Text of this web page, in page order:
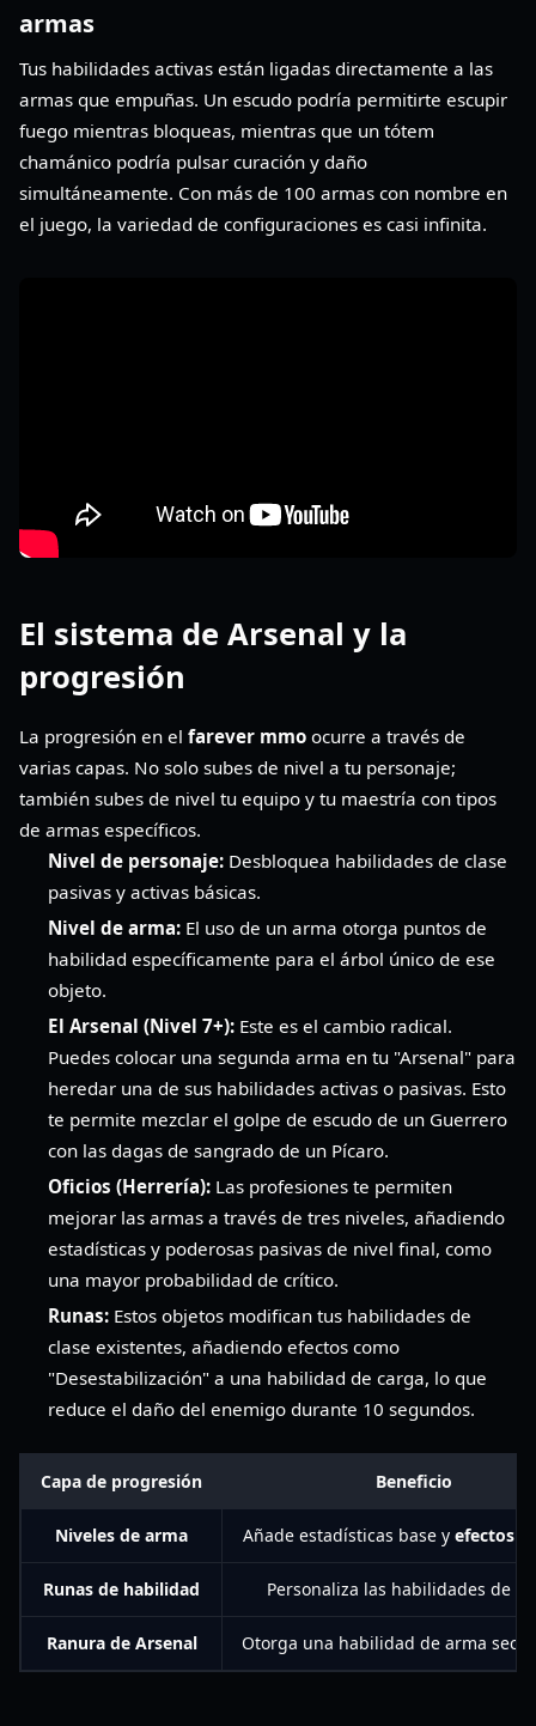
armas
Tus habilidades activas están ligadas directamente a las
armas que empuñas. Un escudo podría permitirte escupir
fuego mientras bloqueas, mientras que un tótem
chamánico podría pulsar curación y daño
simultáneamente. Con más de 100 armas con nombre en
el juego, la variedad de configuraciones es casi infinita.
El sistema de Arsenal y la
progresión
La progresión en el farever mmo ocurre a través de
varias capas. No solo subes de nivel a tu personaje;
también subes de nivel tu equipo y tu maestría con tipos
de armas específicos.
Nivel de personaje: Desbloquea habilidades de clase
pasivas y activas básicas.
Nivel de arma: El uso de un arma otorga puntos de
habilidad específicamente para el árbol único de ese
objeto.
El Arsenal (Nivel 7+): Este es el cambio radical.
Puedes colocar una segunda arma en tu "Arsenal" para
heredar una de sus habilidades activas o pasivas. Esto
te permite mezclar el golpe de escudo de un Guerrero
con las dagas de sangrado de un Pícaro.
Oficios (Herrería): Las profesiones te permiten
mejorar las armas a través de tres niveles, añadiendo
estadísticas y poderosas pasivas de nivel final, como
una mayor probabilidad de crítico.
Runas: Estos objetos modifican tus habilidades de
clase existentes, añadiendo efectos como
"Desestabilización" a una habilidad de carga, lo que
reduce el daño del enemigo durante 10 segundos.
Capa de progresión Beneficio
Niveles de arma Añade estadísticas base y efectos
Runas de habilidad Personaliza las habilidades de
Ranura de Arsenal Otorga una habilidad de arma